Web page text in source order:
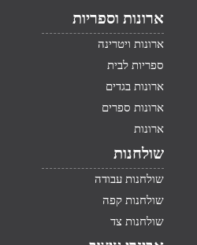
ארונות וספריות
ארונות ויטרינה
ספריות לבית
ארונות בגדים
ארונות ספרים
ארונות
שולחנות
שולחנות עבודה
שולחנות קפה
שולחנות צד